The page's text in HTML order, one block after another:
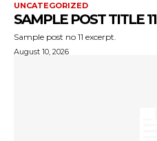
UNCATEGORIZED
SAMPLE POST TITLE 11
Sample post no 11 excerpt.
August 10, 2026